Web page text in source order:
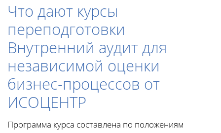
Что дают курсы
переподготовки
Внутренний аудит для
независимой оценки
бизнес-процессов от
ИСОЦЕНТР
Программа курса составлена по положениям